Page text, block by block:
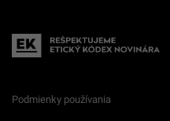
Podmienky používania